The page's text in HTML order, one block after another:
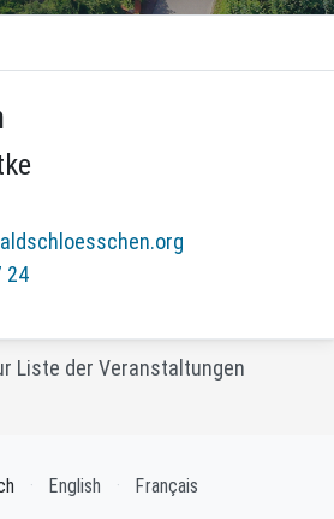
24
Liste der Veranstaltungen
· English · Français